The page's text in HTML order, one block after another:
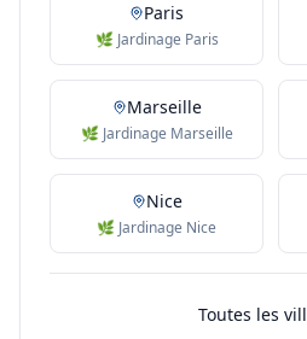
Paris
🌿 Jardinage Paris
Marseille
🌿 Jardinage Marseille
Nice
🌿 Jardinage Nice
Toutes les